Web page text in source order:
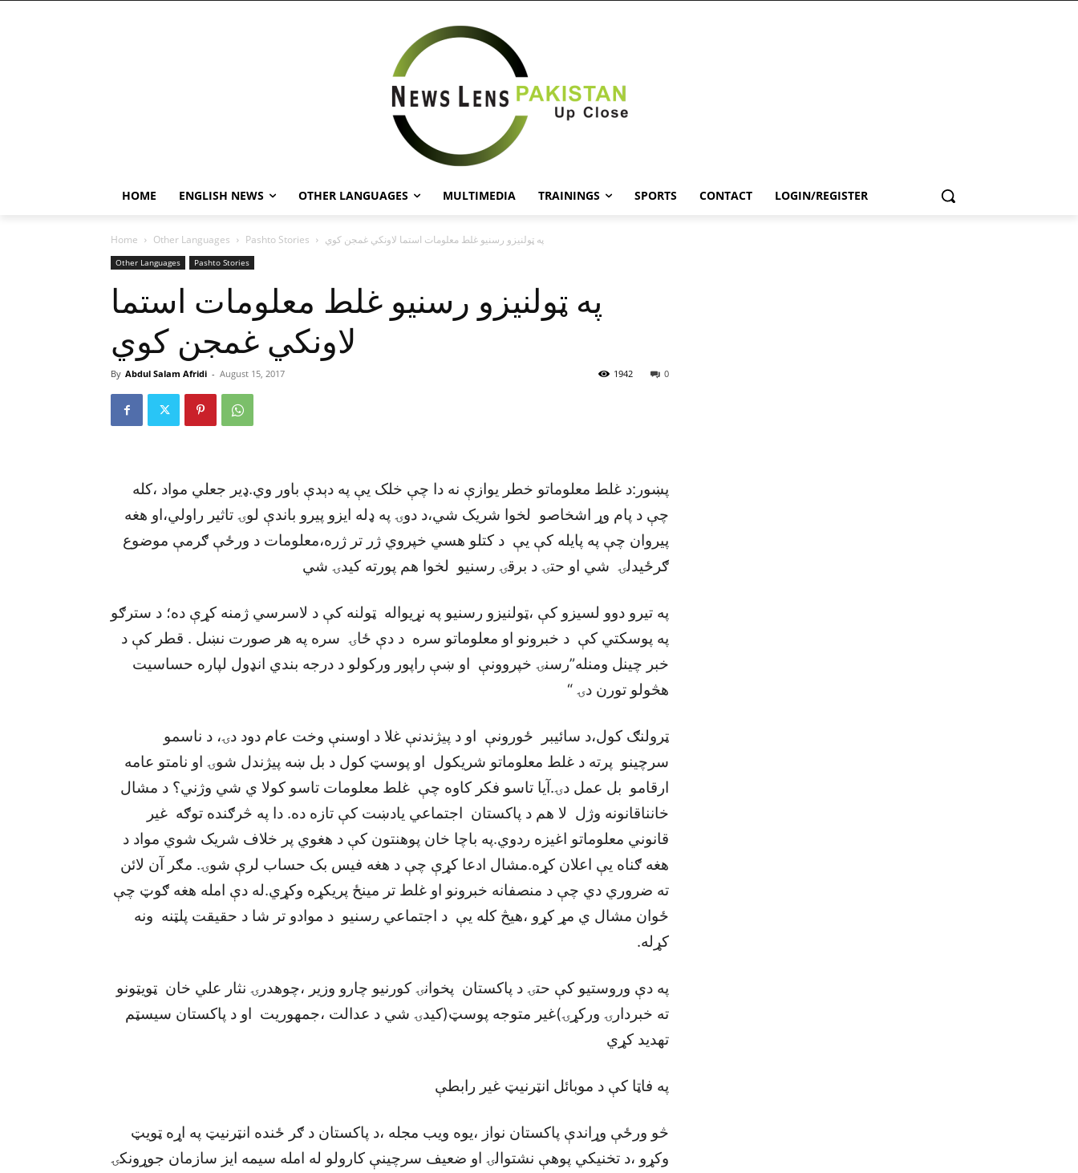
HOME ENGLISH NEWS OTHER LANGUAGES MULTIMEDIA TRAININGS SPORTS CONTACT LOGIN/REGISTER
Home Other Languages Pashto Stories په ټولنيزو رسنيو غلط معلومات استما لاونکي غمجن کوي
Other Languages Pashto Stories
په ټولنيزو رسنيو غلط معلومات استما
لاونکي غمجن کوي
By Abdul Salam Afridi - August 15, 2017 0
1942
پښور:د غلط معلوماتو خطر يوازې نه دا چې خلک يې په دېدې باور وي.ډير جعلي مواد ،کله
چې د پام وړ اشخاصو لخوا شريک شي،د دوۍ په ډله ايزو پيرو باندې لوۍ تاثير راولي،او هغه
پيروان چې په پايله کې يې د کتلو هسي خپروي ژر تر ژره،معلومات د ورځې ګرمې موضوع
ګرځيدلۍ شي او حتۍ د برقۍ رسنيو لخوا هم پورته کيدۍ شي
په تيرو دوو لسيزو کې ،ټولنيزو رسنيو په نړيواله ټولنه کې د لاسرسي ژمنه کړې ده؛ د سترګو
په پوسکتي کې د خبرونو او معلوماتو سره د دې ځاۍ سره په هر صورت نښل . قطر کې د
خبر چينل ومنله”رسنۍ خپروونې او ښې راپور ورکولو د درجه بندي انډول لپاره حساسيت
هڅولو تورن دۍ “
ټرولنګ کول،د سائيبر ځورونې او د پيژندنې غلا د اوسنې وخت عام دود دۍ، د ناسمو
سرچينو پرته د غلط معلوماتو شريکول او پوسټ کول د بل ښه پيژندل شوۍ او نامتو عامه
ارقامو بل عمل دۍ.آيا تاسو فکر کاوه چې غلط معلومات تاسو کولا ي شي وژني؟ د مشال
خانناقانونه وژل لا هم د پاکستان اجتماعي يادښت کې تازه ده. دا په څرګنده توګه غير
قانوني معلوماتو اغيزه ردوي.په باچا خان پوهنتون کې د هغوي پر خلاف شريک شوي مواد د
هغه ګناه يې اعلان کړه.مشال ادعا کړې چې د هغه فيس بک حساب لرې شوۍ. مګر آن لائن
ته ضروري دي چې د منصفانه خبرونو او غلط تر مينځ پريکړه وکړي.له دې امله هغه ګوټ چې
ځوان مشال ي مړ کړو ،هيڅ کله يې د اجتماعي رسنيو د موادو تر شا د حقيقت پلټنه ونه
کړله.
په دې وروستيو کې حتۍ د پاکستان پخوانۍ کورنيو چارو وزير ،چوهدرۍ نثار علي خان ټويټونو
ته خبردارۍ ورکړۍ)غير متوجه پوسټ(کيدۍ شي د عدالت ،جمهوريت او د پاکستان سيسټم
تهديد کړي
په فاټا کې د موبائل انټرنيټ غير رابطې
څو ورځې وړاندې پاکستان نواز ،يوه ويب مجله ،د پاکستان د ګر ځنده انټرنيټ په اړه ټويټ
وکړو ،د تخنيکي پوهې نشتوالۍ او ضعيف سرچينې کارولو له امله سيمه ايز سازمان جوړونکۍ